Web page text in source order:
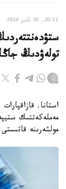
20:11, 05 تامىز 2026
تولەۋدىڭ
مەملەكەتتىك
مولشەرىنە